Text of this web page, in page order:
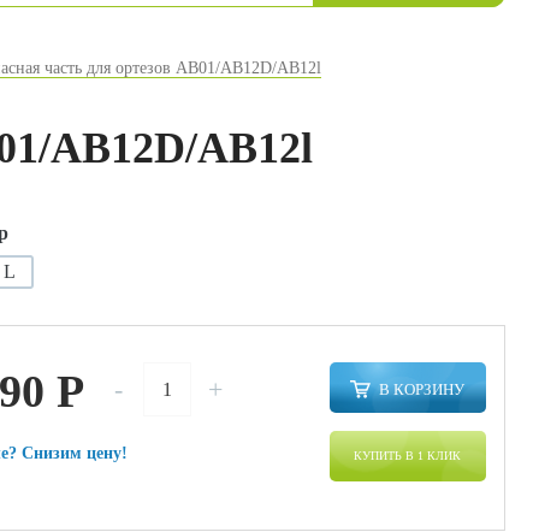
часть для ортезов АВ01/АВ12D/АВ12l
АВ12D/АВ12l
L
P - + В КОРЗИНУ
КУПИТЬ В 1 КЛИК
Снизим цену!